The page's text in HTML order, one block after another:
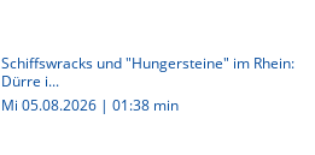
Schiffswracks und "Hungersteine" im Rhein:
Dürre i...
Mi 05.08.2026 | 01:38 min